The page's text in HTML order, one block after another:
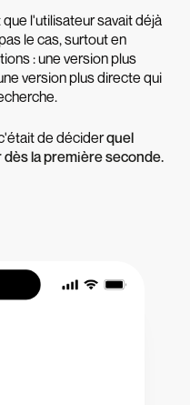
l'utilisateur savait déjà
le cas, surtout en
: une version plus
version plus directe qui
de déciderquel
la première seconde.